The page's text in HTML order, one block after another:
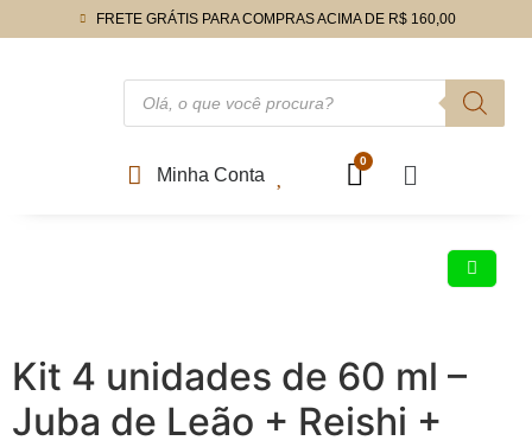
FRETE GRÁTIS PARA COMPRAS ACIMA DE R$ 160,00
Minha Conta
Kit 4 unidades de 60 ml –
Juba de Leão + Reishi +